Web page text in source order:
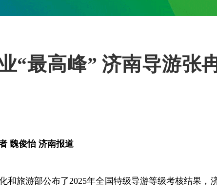
“最高峰” 济南导游张
魏俊怡 济南报道
游部公布了2025年全国特级导游等级考核结果，